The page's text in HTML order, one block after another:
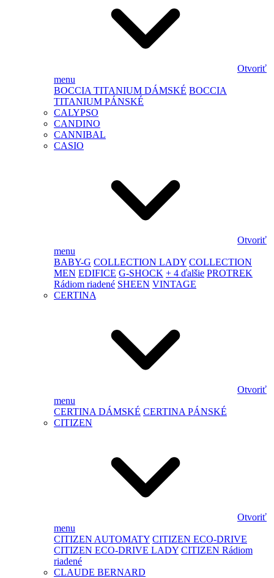
Otvoriť
menu
BOCCIA TITANIUM DÁMSKÉ BOCCIA
TITANIUM PÁNSKÉ
CALYPSO
CANDINO
CANNIBAL
CASIO
Otvoriť
menu
BABY-G COLLECTION LADY COLLECTION
MEN EDIFICE G-SHOCK + 4 ďalšie PROTREK
Rádiom riadené SHEEN VINTAGE
CERTINA
Otvoriť
menu
CERTINA DÁMSKÉ CERTINA PÁNSKÉ
CITIZEN
Otvoriť
menu
CITIZEN AUTOMATY CITIZEN ECO-DRIVE
CITIZEN ECO-DRIVE LADY CITIZEN Rádiom
riadené
CLAUDE BERNARD